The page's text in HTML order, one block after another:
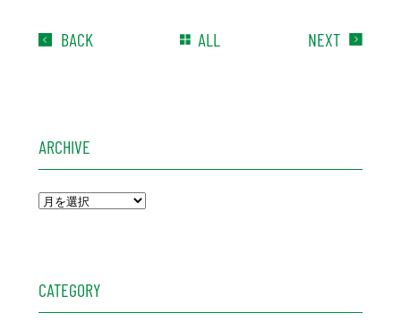
BACK ALL NEXT
ARCHIVE
CATEGORY